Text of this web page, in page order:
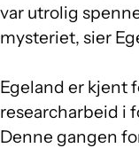
var utrolig
mysteriet, sier
Egeland er kjent
researcharbeid i
Denne gangen